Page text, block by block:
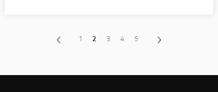
1 2 3 4 5